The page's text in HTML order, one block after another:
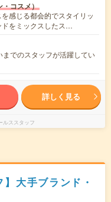
・コスメ）
感じる都会的でスタイリッ
ドをミックスしたス…
までのスタッフが活躍してい
詳しく見る
ルススタッフ
大手ブランド・